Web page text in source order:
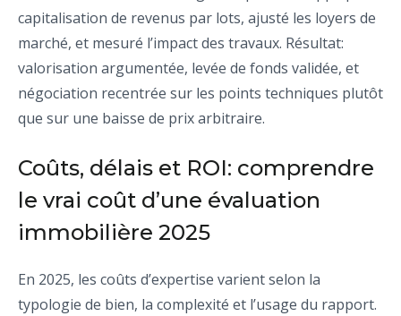
capitalisation de revenus par lots, ajusté les loyers de
marché, et mesuré l’impact des travaux. Résultat:
valorisation argumentée, levée de fonds validée, et
négociation recentrée sur les points techniques plutôt
que sur une baisse de prix arbitraire.
Coûts, délais et ROI: comprendre
le vrai coût d’une évaluation
immobilière 2025
En 2025, les coûts d’expertise varient selon la
typologie de bien, la complexité et l’usage du rapport.